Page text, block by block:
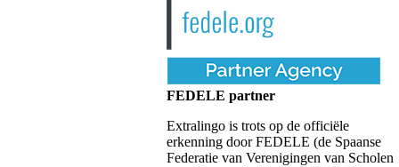
FEDELE partner
Extralingo is trots op de officiële
erkenning door FEDELE (de Spaanse
Federatie van Verenigingen van Scholen